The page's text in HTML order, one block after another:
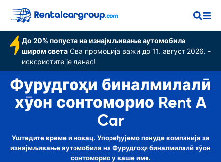
До 20% попуста на изнајмљивање аутомобила
широм света Ова промоција важи до 11. август 2026. -
искористите је данас!
Фурудгоҳи бин‌алмилалӣ
хӯон сонтоморио Rent A
Car
Уштедите време и новац. Упоређујемо понуде компанија за
изнајмљивање аутомобила на Фурудгоҳи бин‌алмилалӣ хӯон
сонтоморио у ваше име.